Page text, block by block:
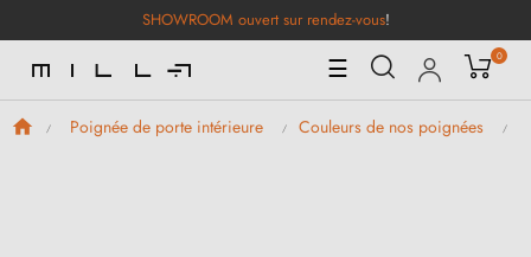
SHOWROOM ouvert sur rendez-vous!
Basculer
la
navigation
☰ 0
Poignée de porte intérieure Couleurs de nos poignées